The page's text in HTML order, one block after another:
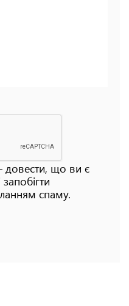
довести, що ви є
спаму.